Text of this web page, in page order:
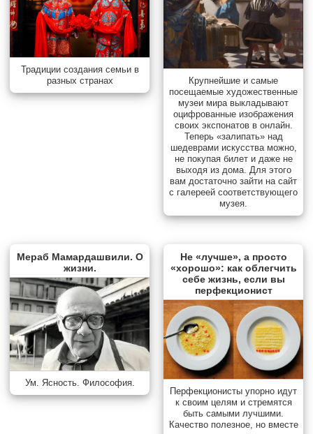
Традиции создания семьи в
разных странах
Крупнейшие и самые
посещаемые художественные
музеи мира выкладывают
оцифрованные изображения
своих экспонатов в онлайн.
Теперь «залипать» над
шедеврами искусства можно,
не покупая билет и даже не
выходя из дома. Для этого
вам достаточно зайти на сайт
с галереей соответствующего
музея.
Мераб Мамардашвили. О
жизни.
Ум. Ясность. Философия.
Не «лучше», а просто
«хорошо»: как облегчить
себе жизнь, если вы
перфекционист
Перфекционисты упорно идут
к своим целям и стремятся
быть самыми лучшими.
Качество полезное, но вместе